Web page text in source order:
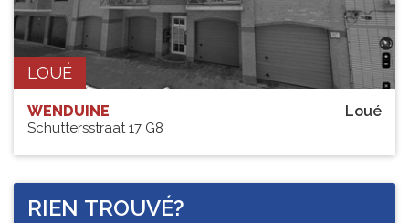
LOUÉ
Loué
WENDUINE
Schuttersstraat 17 G8
RIEN TROUVÉ?